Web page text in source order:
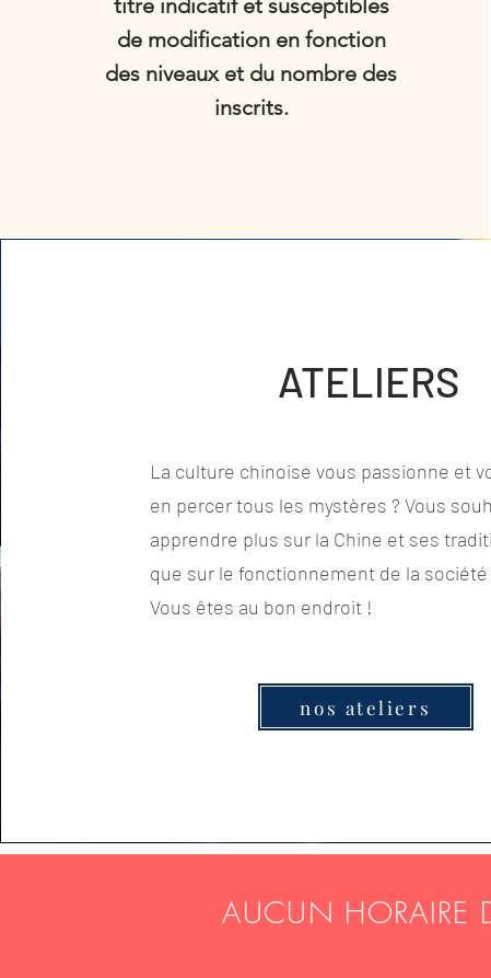
titre indicatif et susceptibles
de modification en fonction
des niveaux et du nombre des
inscrits.
ATELIERS
La culture chinoise vous passionne et
en percer tous les mystères ? Vous
apprendre plus sur la Chine et ses
que sur le fonctionnement de la société
Vous êtes au bon endroit !
nos ateliers
AUCUN HORAIRE